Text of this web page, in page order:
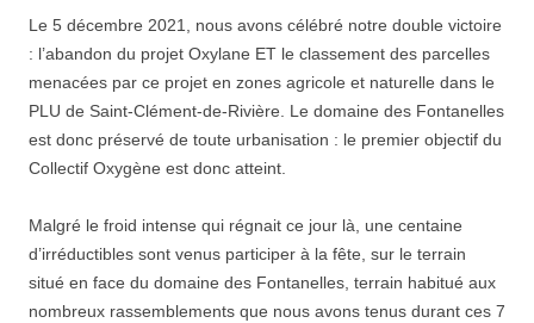
Le 5 décembre 2021, nous avons célébré notre double victoire
: l’abandon du projet Oxylane ET le classement des parcelles
menacées par ce projet en zones agricole et naturelle dans le
PLU de Saint-Clément-de-Rivière. Le domaine des Fontanelles
est donc préservé de toute urbanisation : le premier objectif du
Collectif Oxygène est donc atteint.
Malgré le froid intense qui régnait ce jour là, une centaine
d’irréductibles sont venus participer à la fête, sur le terrain
situé en face du domaine des Fontanelles, terrain habitué aux
nombreux rassemblements que nous avons tenus durant ces 7